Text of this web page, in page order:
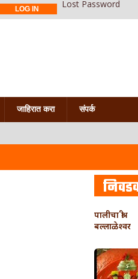
Lost Password
जाहिरात करा संपर्क
पालीचा श्री
बल्लाळेश्वर